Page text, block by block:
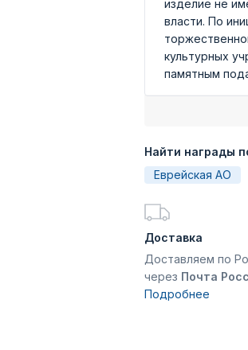
изделие не
власти. По
культурных
памятным
Найти награды
Еврейская АО
Доставка
Доставляем по
через Почта
Подробнее